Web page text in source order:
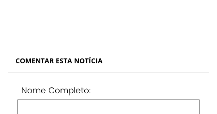
COMENTAR ESTA NOTÍCIA
Nome Completo: